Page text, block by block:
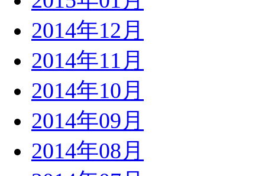
2014年12月
2014年11月
2014年10月
2014年09月
2014年08月